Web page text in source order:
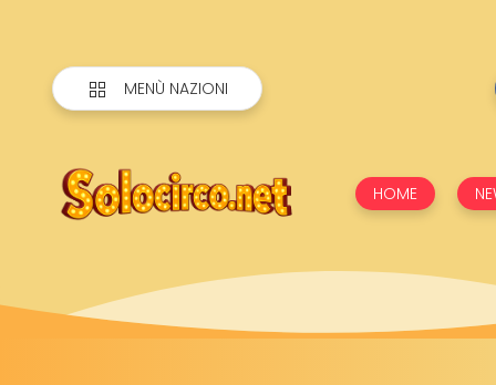
MENÙ NAZIONI
HOME